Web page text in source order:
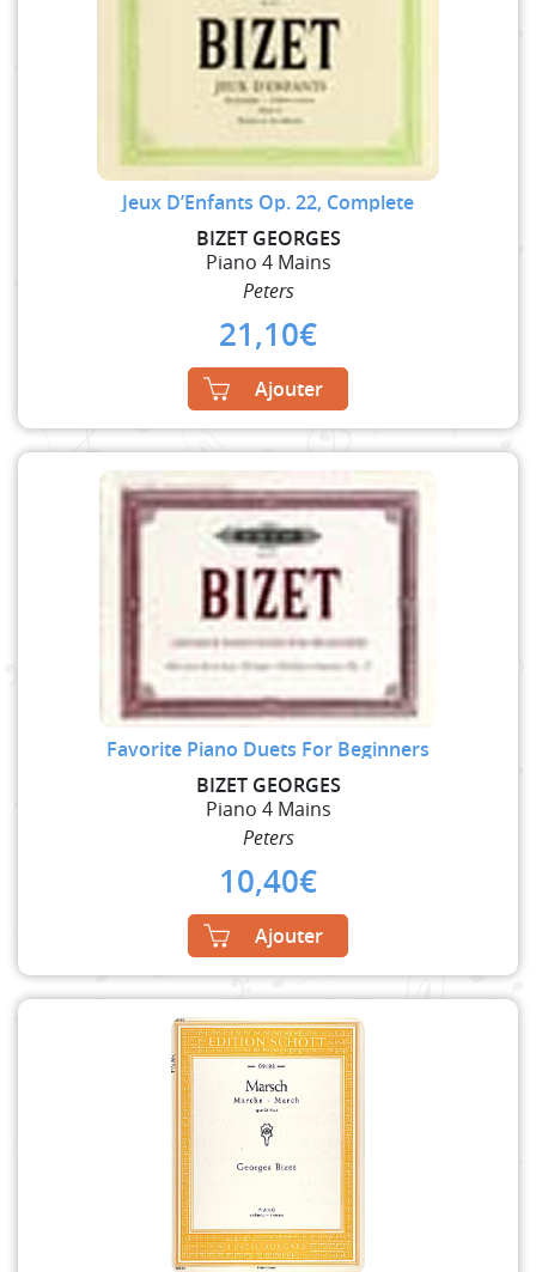
Jeux D’Enfants Op. 22, Complete
BIZET GEORGES
Piano 4 Mains
Peters
21,10€
Ajouter
Favorite Piano Duets For Beginners
BIZET GEORGES
Piano 4 Mains
Peters
10,40€
Ajouter